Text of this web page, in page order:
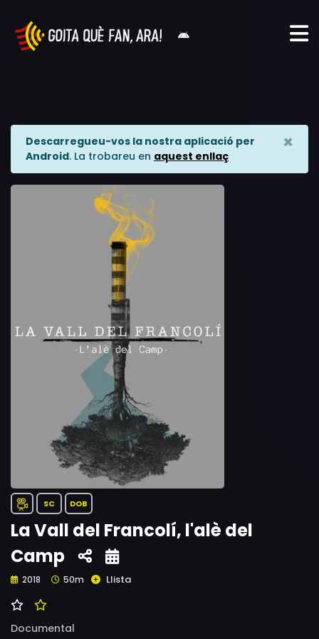
Descarregueu-vos la nostra aplicació per
Android. La trobareu en aquest enllaç
×
SC DOB
La Vall del Francolí, l'alè del
Camp
2018 50m Llista
Documental